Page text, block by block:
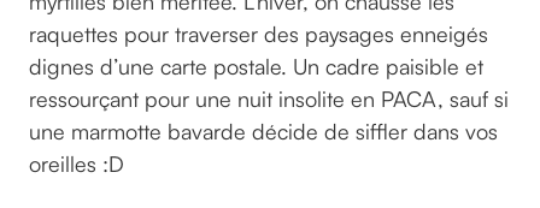
raquettes pour traverser des paysages enneigés
dignes d’une carte postale. Un cadre paisible et
ressourçant pour une nuit insolite en PACA, sauf si
une marmotte bavarde décide de siffler dans vos
oreilles :D